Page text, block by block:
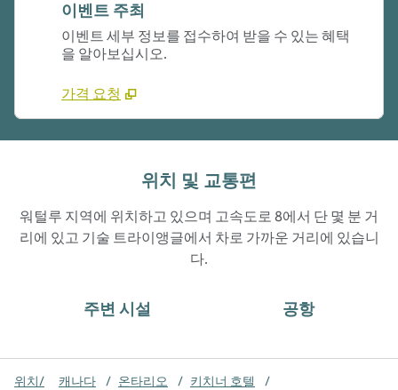
이벤트 주최
이벤트 세부 정보를 접수하여 받을 수 있는 혜택
을 알아보십시오.
가격 요청
위치 및 교통편
워털루 지역에 위치하고 있으며 고속도로 8에서 단 몇 분 거
리에 있고 기술 트라이앵글에서 차로 가까운 거리에 있습니
다.
주변 시설 공항
위치/ 캐나다 / 온타리오 / 키치너 호텔
/